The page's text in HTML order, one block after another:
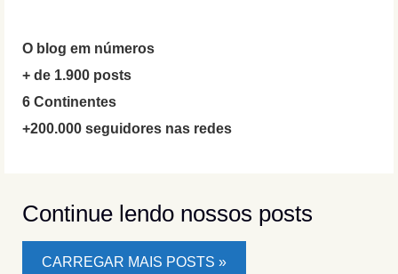
O blog em números
+ de 1.900 posts
6 Continentes
+200.000 seguidores nas redes
Continue lendo nossos posts
CARREGAR MAIS POSTS »